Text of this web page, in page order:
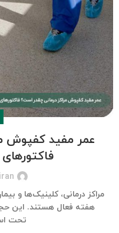
عمر مفید کفپوش
هفته فعال هستند. این
تحت